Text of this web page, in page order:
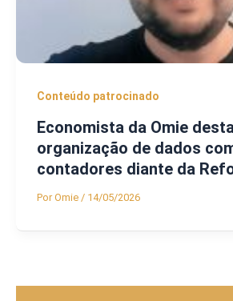
Conteúdo patrocinado
Economista da Omie
organização de dados
contadores diante da
PorOmie / 14/05/2026